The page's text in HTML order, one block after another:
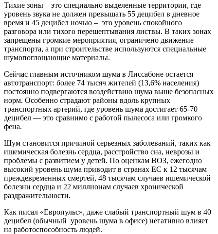
Тихие зоны – это специально выделенные территории, где
уровень звука не должен превышать 55 децибел в дневное
время и 45 децибел ночью – это уровень спокойного
разговора или тихого перешептывания листвы. В таких зонах
запрещены громкие мероприятия, ограничено движение
транспорта, а при строительстве используются специальные
шумопоглощающие материалы.
Сейчас главным источником шума в Лиссабоне остается
автотранспорт: более 74 тысяч жителей (13,6% населения)
постоянно подвергаются воздействию шума выше безопасных
норм. Особенно страдают районы вдоль крупных
транспортных артерий, где уровень шума достигает 65-70
децибел — это сравнимо с работой пылесоса или громкого
фена.
Шум становится причиной серьезных заболеваний, таких как
ишемическая болезнь сердца, расстройство сна, неврозы и
проблемы с развитием у детей. По оценкам ВОЗ, ежегодно
высокий уровень шума приводит в странах ЕС к 12 тысячам
преждевременных смертей, 48 тысячам случаев ишемической
болезни сердца и 22 миллионам случаев хронической
раздражительности.
Как писал «Европульс», даже слабый транспортный шум в 40
децибел (обычный уровень шума в офисе) негативно влияет
на работоспособность людей.